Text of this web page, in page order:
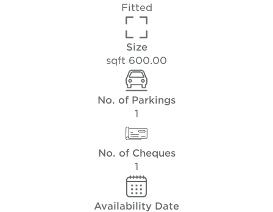
Fitted
Size
600.00 sqft
No. of Parkings
No. of Cheques
Availability Date